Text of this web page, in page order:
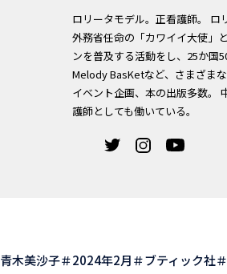
ロリータモデル。正看護師。 ロ
外務省任命の「カワイイ大使」
ンを普及する活動をし、25か国
Melody BasKetなど、さまざま
イベント企画、本の出版多数。
護師としても働いている。
青木美沙子 2024年2月 ブティック社